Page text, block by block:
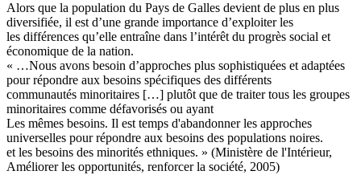
Alors que la population du Pays de Galles devient de plus en plus
diversifiée, il est d’une grande importance d’exploiter les
les différences qu’elle entraîne dans l’intérêt du progrès social et
économique de la nation.
« …Nous avons besoin d’approches plus sophistiquées et adaptées
pour répondre aux besoins spécifiques des différents
communautés minoritaires […] plutôt que de traiter tous les groupes
minoritaires comme défavorisés ou ayant
Les mêmes besoins. Il est temps d'abandonner les approches
universelles pour répondre aux besoins des populations noires.
et les besoins des minorités ethniques. » (Ministère de l'Intérieur,
Améliorer les opportunités, renforcer la société, 2005)